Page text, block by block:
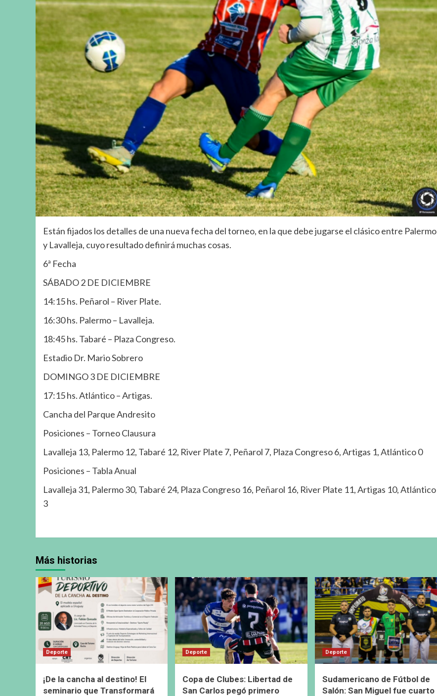
Están fijados los detalles de una nueva fecha del torneo, en la que debe jugarse el clásico entre Palermo
y Lavalleja, cuyo resultado definirá muchas cosas.
6ª Fecha
SÁBADO 2 DE DICIEMBRE
14:15 hs. Peñarol – River Plate.
16:30 hs. Palermo – Lavalleja.
18:45 hs. Tabaré – Plaza Congreso.
Estadio Dr. Mario Sobrero
DOMINGO 3 DE DICIEMBRE
17:15 hs. Atlántico – Artigas.
Cancha del Parque Andresito
Posiciones – Torneo Clausura
Lavalleja 13, Palermo 12, Tabaré 12, River Plate 7, Peñarol 7, Plaza Congreso 6, Artigas 1, Atlántico 0
Posiciones – Tabla Anual
Lavalleja 31, Palermo 30, Tabaré 24, Plaza Congreso 16, Peñarol 16, River Plate 11, Artigas 10, Atlántico
3
Más historias
Deporte
¡De la cancha al destino! El
seminario que Transformará
Deporte
Copa de Clubes: Libertad de
San Carlos pegó primero
Deporte
Sudamericano de Fútbol de
Salón: San Miguel fue cuarto